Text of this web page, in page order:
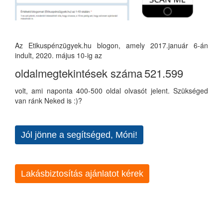
Az Etikuspénzügyek.hu blogon, amely 2017.január 6-án
indult, 2020. május 10-ig az
oldalmegtekintések száma521.599
volt, ami naponta 400-500 oldal olvasót jelent. Szükséged
van ránk Neked is :)?
Jól jönne a segítséged, Móni!
Lakásbiztosítás ajánlatot kérek